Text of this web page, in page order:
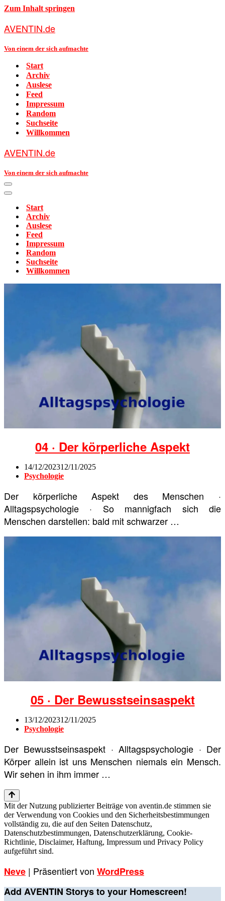
Zum Inhalt springen
AVENTIN.de
Von einem der sich aufmachte
Start
Archiv
Auslese
Feed
Impressum
Random
Suchseite
Willkommen
AVENTIN.de
Von einem der sich aufmachte
Navigationsmenü
Navigationsmenü
Start
Archiv
Auslese
Feed
Impressum
Random
Suchseite
Willkommen
04 · Der körperliche Aspekt
14/12/202312/11/2025
Psychologie
Der körperliche Aspekt des Menschen ·
Alltagspsychologie · So mannigfach sich die
Menschen darstellen: bald mit schwarzer …
05 · Der Bewusstseinsaspekt
13/12/202312/11/2025
Psychologie
Der Bewusstseinsaspekt · Alltagspsychologie · Der
Körper allein ist uns Menschen niemals ein Mensch.
Wir sehen in ihm immer …
Mit der Nutzung publizierter Beiträge von aventin.de stimmen sie
der Verwendung von Cookies und den Sicherheitsbestimmungen
vollständig zu, die auf den Seiten Datenschutz,
Datenschutzbestimmungen, Datenschutzerklärung, Cookie-
Richtlinie, Disclaimer, Haftung, Impressum und Privacy Policy
aufgeführt sind.
Neve | Präsentiert von WordPress
Add AVENTIN Storys to your Homescreen!